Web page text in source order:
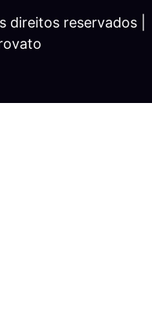
reservados |